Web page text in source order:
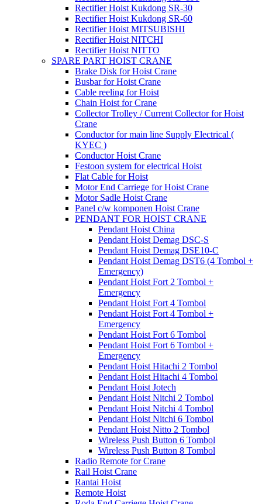
Rectifier Hoist Kukdong SR-30
Rectifier Hoist Kukdong SR-60
Rectifier Hoist MITSUBISHI
Rectifier Hoist NITCHI
Rectifier Hoist NITTO
SPARE PART HOIST CRANE
Brake Disk for Hoist Crane
Busbar for Hoist Crane
Cable reeling for Hoist
Chain Hoist for Crane
Collector Trolley / Current Collector for Hoist
Crane
Conductor for main line Supply Electrical (
KYEC )
Conductor Hoist Crane
Festoon system for electrical Hoist
Flat Cable for Hoist
Motor End Carriege for Hoist Crane
Motor Sadle Hoist Crane
Panel c/w komponen Hoist Crane
PENDANT FOR HOIST CRANE
Pendant Hoist China
Pendant Hoist Demag DSC-S
Pendant Hoist Demag DSE10-C
Pendant Hoist Demag DST6 (4 Tombol +
Emergency)
Pendant Hoist Fort 2 Tombol +
Emergency
Pendant Hoist Fort 4 Tombol
Pendant Hoist Fort 4 Tombol +
Emergency
Pendant Hoist Fort 6 Tombol
Pendant Hoist Fort 6 Tombol +
Emergency
Pendant Hoist Hitachi 2 Tombol
Pendant Hoist Hitachi 4 Tombol
Pendant Hoist Jotech
Pendant Hoist Nitchi 2 Tombol
Pendant Hoist Nitchi 4 Tombol
Pendant Hoist Nitchi 6 Tombol
Pendant Hoist Nitto 2 Tombol
Wireless Push Button 6 Tombol
Wireless Push Button 8 Tombol
Radio Remote for Crane
Rail Hoist Crane
Rantai Hoist
Remote Hoist